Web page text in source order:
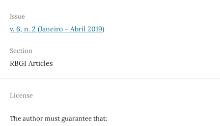
Issue
v. 6, n. 2 (Janeiro - Abril 2019)
Section
RBGI Articles
License
The author must guarantee that: